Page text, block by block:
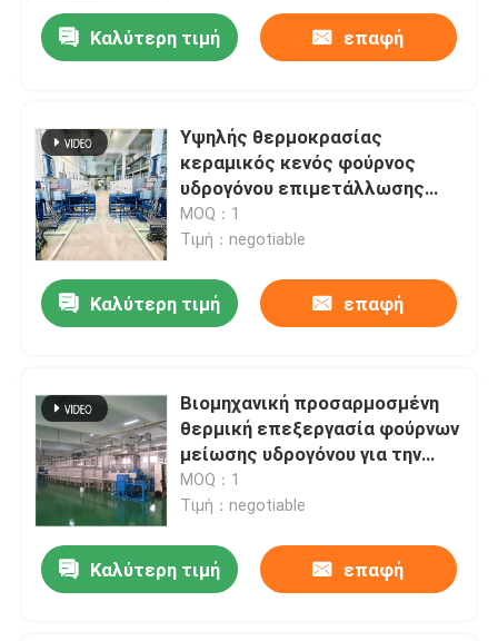
Καλύτερη τιμή επαφή
Υψηλής θερμοκρασίας
κεραμικός κενός φούρνος
υδρογόνου επιμετάλλωσης
που προσαρμόζεται
MOQ：1
Τιμή：negotiable
Καλύτερη τιμή επαφή
Βιομηχανική προσαρμοσμένη
θερμική επεξεργασία φούρνων
μείωσης υδρογόνου για την
κεραμική επιμετάλλωση
MOQ：1
Τιμή：negotiable
Καλύτερη τιμή επαφή